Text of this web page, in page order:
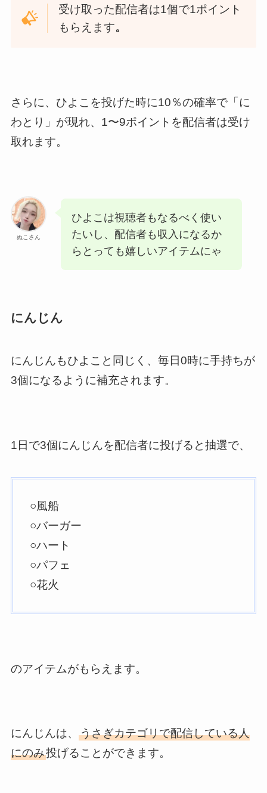
受け取った配信者は1個で1ポイント
もらえます。
さらに、ひよこを投げた時に10％の確率で「に
わとり」が現れ、1〜9ポイントを配信者は受け
取れます。
ぬこさん
ひよこは視聴者もなるべく使い
たいし、配信者も収入になるか
らとっても嬉しいアイテムにゃ
にんじん
にんじんもひよこと同じく、毎日0時に手持ちが
3個になるように補充されます。
1日で3個にんじんを配信者に投げると抽選で、
○風船
○バーガー
○ハート
○パフェ
○花火
のアイテムがもらえます。
にんじんは、 うさぎカテゴリで配信している人
にのみ投げることができます。